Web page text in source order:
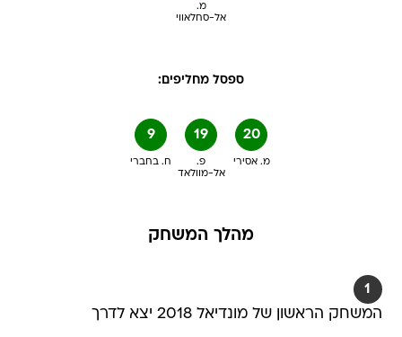
מ.
אל-סחלאווי
ספסל מחליפים:
9
ח. בחברי
19
פ.
אל-מוולאד
20
מ. אסירי
מהלך המשחק
1
המשחק הראשון של מונדיאל 2018 יצא לדרך